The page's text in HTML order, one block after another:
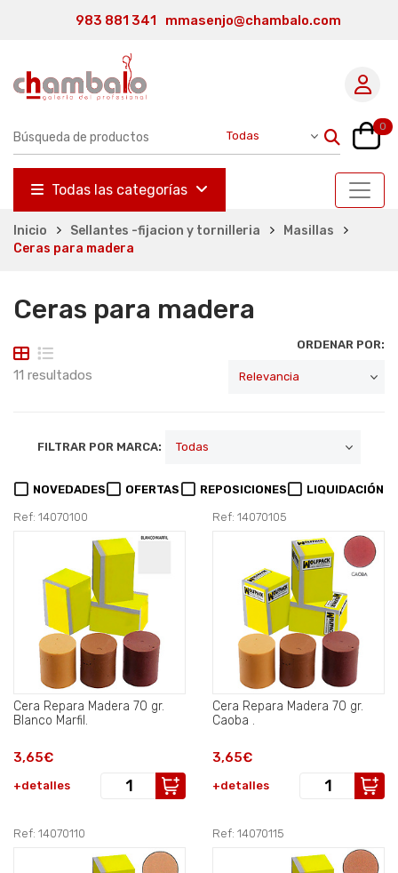
983 881 341 mmasenjo@chambalo.com
0
Todas las categorías
Inicio Sellantes -fijacion y tornilleria
Masillas
Ceras para madera
Ceras para madera
11 resultados
ORDENAR POR:
FILTRAR POR MARCA:
NOVEDADES OFERTAS REPOSICIONES LIQUIDACIÓN
Ref: 14070100
Cera Repara Madera 70 gr.
Blanco Marfil.
3,65€
+detalles
Ref: 14070105
Cera Repara Madera 70 gr.
Caoba .
3,65€
+detalles
Ref: 14070110 Ref: 14070115